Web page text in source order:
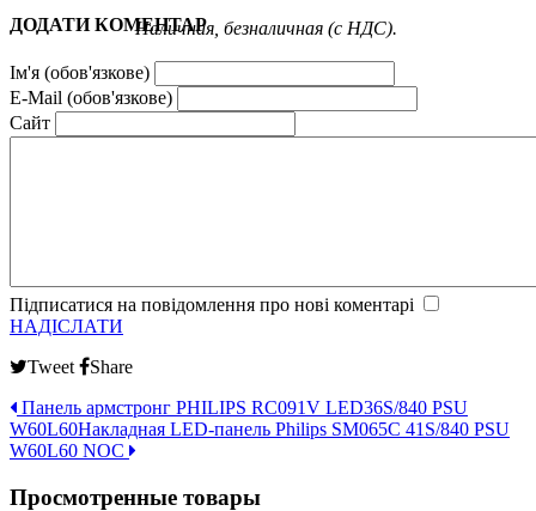
Наличная, безналичная (с НДС).
ПриватБанк, Ощадбанк
ДОДАТИ КОМЕНТАР
Ім'я (обов'язкове)
E-Mail (обов'язкове)
Сайт
Підписатися на повідомлення про нові коментарі
НАДІСЛАТИ
Tweet
Share
Панель армстронг PHILIPS RC091V LED36S/840 PSU
W60L60Накладная LED-панель Philips SM065C 41S/840 PSU
W60L60 NOC
Просмотренные товары